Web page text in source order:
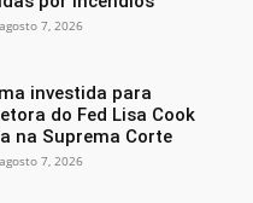
agosto 7, 2026
investida para
do Fed Lisa Cook
na Suprema Corte
agosto 7, 2026